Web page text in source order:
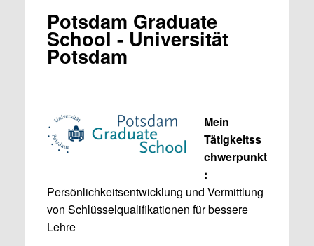
Potsdam Graduate
School - Universität
Potsdam
Mein
Tätigkeitss
chwerpunkt
:
Persönlichkeitsentwicklung und Vermittlung
von Schlüsselqualifikationen für bessere
Lehre